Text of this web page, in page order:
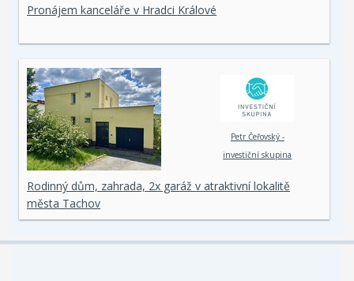
Pronájem kanceláře v Hradci Králové
Petr Čeřovský -
investiční skupina
Rodinný dům, zahrada, 2x garáž v atraktivní lokalitě
města Tachov